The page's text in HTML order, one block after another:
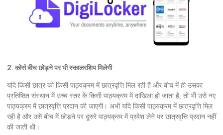
2. कोर्स बीच छोड़ने पर भी स्कालरशिप मिलेगी
यदि किसी छात्र को किसी पाठ्यक्रम में छात्रवृत्ति मिल रही है और बीच में ही उसका
प्रतिष्ठित संस्थान में उच्च स्तर के किसी पाठ्यक्रम में दाखिला हो जाता है, तो भी उसे नए
पाठ्यक्रम में छात्रवृत्ति प्रदान की जाएगी। अभी यदि किसी पाठ्यक्रम में छात्रवृत्ति मिल
रही है और उसे बीच में छोड़ने पर दूसरे पाठ्यक्रम में प्रवेश लेने पर छात्रवृत्ति प्रदान नहीं
की जाती थी।